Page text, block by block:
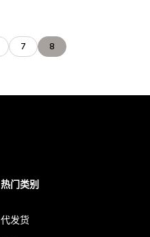
7 8
热门类别
代发货